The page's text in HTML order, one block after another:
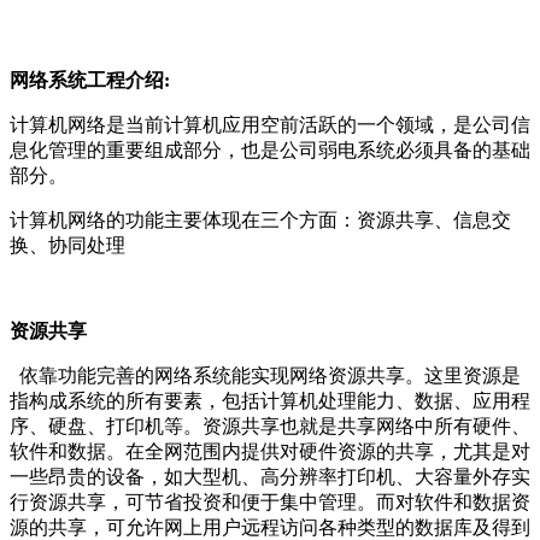
网络系统工程介绍:
计算机网络是当前计算机应用空前活跃的一个领域，是公司信
息化管理的重要组成部分，也是公司弱电系统必须具备的基础
部分。
计算机网络的功能主要体现在三个方面：资源共享、信息交
换、协同处理
资源共享
依靠功能完善的网络系统能实现网络资源共享。这里资源是
指构成系统的所有要素，包括计算机处理能力、数据、应用程
序、硬盘、打印机等。资源共享也就是共享网络中所有硬件、
软件和数据。在全网范围内提供对硬件资源的共享，尤其是对
一些昂贵的设备，如大型机、高分辨率打印机、大容量外存实
行资源共享，可节省投资和便于集中管理。而对软件和数据资
源的共享，可允许网上用户远程访问各种类型的数据库及得到